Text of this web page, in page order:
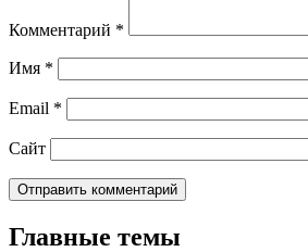
Комментарий *
Имя *
Email *
Сайт
Главные темы